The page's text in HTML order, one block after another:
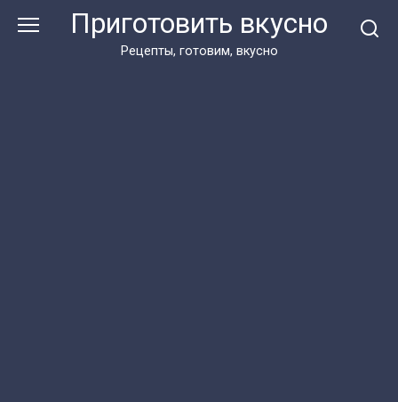
Приготовить вкусно
Рецепты, готовим, вкусно